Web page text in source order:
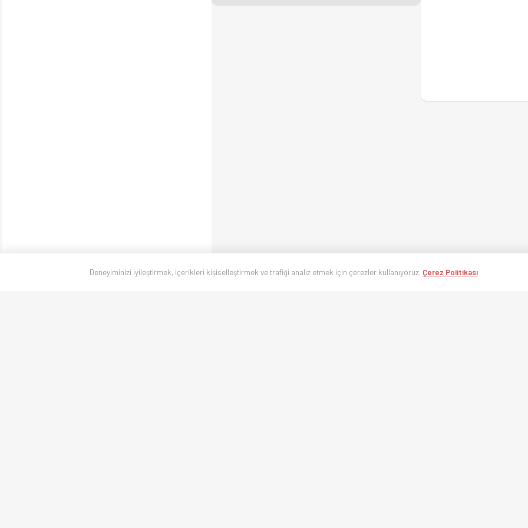
Deneyiminizi iyileştirmek, içerikleri kişiselleştirmek ve trafiği analiz etmek için çerezler kullanıyoruz. Çerez Politikası